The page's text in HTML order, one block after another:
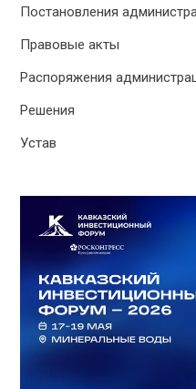
Постановления
Правовые акты
Распоряжения
Решения
Устав